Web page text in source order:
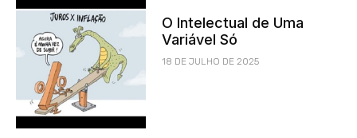
O Intelectual de Uma
Variável Só
18 DE JULHO DE 2025